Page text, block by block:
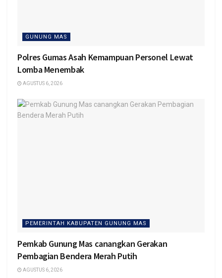
GUNUNG MAS
Polres Gumas Asah Kemampuan Personel Lewat
Lomba Menembak
AGUSTUS 6, 2026
PEMERINTAH KABUPATEN GUNUNG MAS
Pemkab Gunung Mas canangkan Gerakan
Pembagian Bendera Merah Putih
AGUSTUS 6, 2026